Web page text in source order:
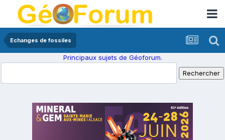
Echanges de fossiles
Principaux sujets de Géoforum.